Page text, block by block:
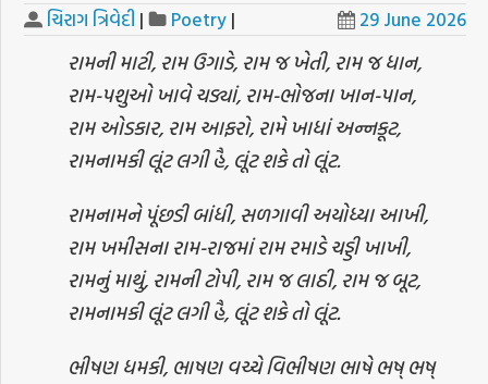
ચિરાગ ત્રિવેદી | Poetry | 29 June 2026
રામની માટી, રામ ઉગાડે, રામ જ ખેતી, રામ જ ધાન,
રામ-પશુઓ ખાવે ચડ્યાં, રામ-ભોજના ખાન-પાન,
રામ ઓડકાર, રામ આફરો, રામે ખાધાં અન્નકૂટ,
રામનામકી લૂંટ લગી હૈ, લૂંટ શકે તો લૂંટ.
રામનામને પૂંછડી બાંધી, સળગાવી અયોધ્યા આખી,
રામ ખમીસના રામ-રાજમાં રામ રમાડે ચડ્ડી ખાખી,
રામનું માથું, રામની ટોપી, રામ જ લાઠી, રામ જ બૂટ,
રામનામકી લૂંટ લગી હૈ, લૂંટ શકે તો લૂંટ.
ભીષણ ધમકી, ભાષણ વચ્ચે વિભીષણ ભાષે ભષ્ ભષ્